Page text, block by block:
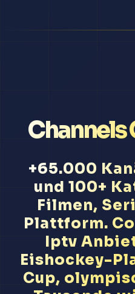
Channels
+65.000
und 100+
Filmen,
Plattform.
Iptv
Eishockey-
Cup,